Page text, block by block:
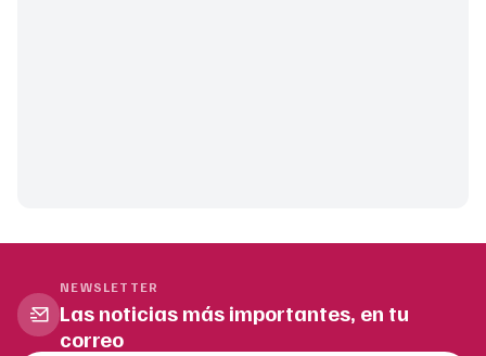
NEWSLETTER
Las noticias más importantes, en tu
correo